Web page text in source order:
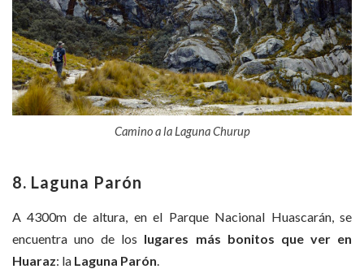
Camino a la Laguna Churup
8. Laguna Parón
A 4300m de altura, en el Parque Nacional Huascarán, se
encuentra uno de los lugares más bonitos que ver en
Huaraz: la Laguna Parón.